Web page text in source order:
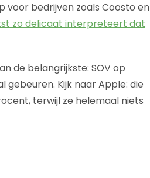
voor bedrijven zoals Coosto en
zo delicaat interpreteert dat
de belangrijkste: SOV op
Kijk naar Apple: die
terwijl ze helemaal niets